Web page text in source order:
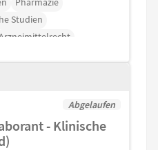
Studien
Arzneimittelrecht
Abgelaufen
- Klinische